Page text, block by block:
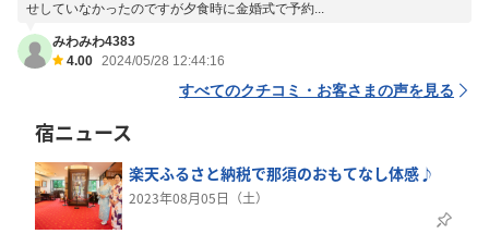
せしていなかったのですが夕食時に金婚式で予約...
みわみわ4383
4.00 2024/05/28 12:44:16
すべてのクチコミ・お客さまの声を見る
宿ニュース
楽天ふるさと納税で那須のおもてなし体感♪
2023年08月05日（土）